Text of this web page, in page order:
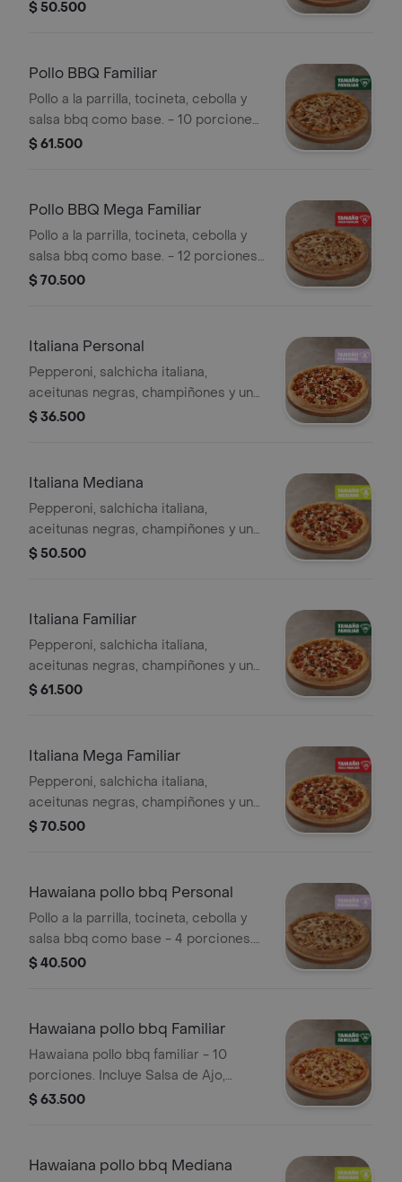
Incluye Salsa de Ajo, Sazonador
$ 50.500
Pollo BBQ Familiar
Pollo a la parrilla, tocineta, cebolla y
salsa bbq como base. - 10 porciones.
Incluye Salsa de Ajo, Sazonador
$ 61.500
Pollo BBQ Mega Familiar
Pollo a la parrilla, tocineta, cebolla y
salsa bbq como base. - 12 porciones.
Incluye Salsa de Ajo, Sazonador
$ 70.500
Italiana Personal
Pepperoni, salchicha italiana,
aceitunas negras, champiñones y un
toque de orégano - 4 porciones.
$ 36.500
Italiana Mediana
Pepperoni, salchicha italiana,
aceitunas negras, champiñones y un
toque de orégano. - 8 porciones.
$ 50.500
Italiana Familiar
Pepperoni, salchicha italiana,
aceitunas negras, champiñones y un
toque de orégano. - 10 porciones.
$ 61.500
Italiana Mega Familiar
Pepperoni, salchicha italiana,
aceitunas negras, champiñones y un
toque de orégano. - 12 porciones.
$ 70.500
Hawaiana pollo bbq Personal
Pollo a la parrilla, tocineta, cebolla y
salsa bbq como base - 4 porciones.
Incluye Salsa de Ajo, Sazonador
$ 40.500
Hawaiana pollo bbq Familiar
Hawaiana pollo bbq familiar - 10
porciones. Incluye Salsa de Ajo,
Sazonador Pimienta Roja y
$ 63.500
Hawaiana pollo bbq Mediana